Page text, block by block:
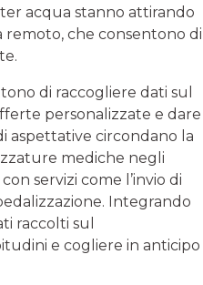
acqua stanno attirando
che consentono di
di raccogliere dati sul
personalizzate e dare
aspettative circondano la
mediche negli
servizi come l’invio di
Integrando
raccolti sul
e cogliere in anticipo